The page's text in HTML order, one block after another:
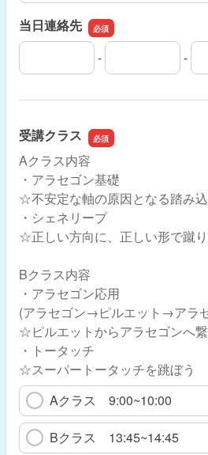
当日連絡先
当日連絡先の市外局番
-
当日連絡先の市内局番 -
当日連絡先の加入者番号
受講クラス
Aクラス内容
・アラセゴン基礎
☆不安定な軸の原因となる踏み
・シェネリープ
☆正しい方向に、正しい形で蹴
Bクラス内容
・アラセゴン応用
(アラセゴン→ピルエット→アラ
☆ピルエットからアラセゴンへ
・トータッチ
☆スーパートータッチを跳ぼう
Aクラス 9:00~10:00
Bクラス 13:45~14:45